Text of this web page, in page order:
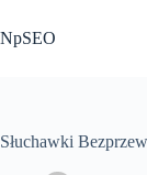
do
treści
NpSEO
Słuchawki